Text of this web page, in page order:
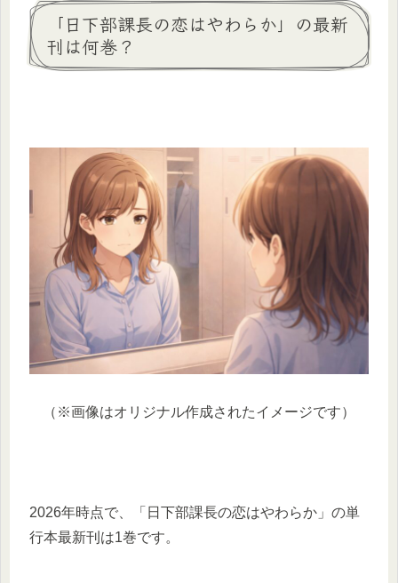
「日下部課長の恋はやわらか」の最新
刊は何巻？
（※画像はオリジナル作成されたイメージです）
2026年時点で、「日下部課長の恋はやわらか」の単
行本最新刊は1巻です。